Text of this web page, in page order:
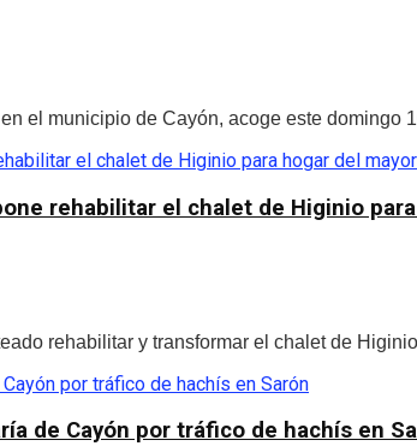
el municipio de Cayón, acoge este
rehabilitar el chalet de Higinio
rehabilitar y transformar el chalet de
de Cayón por tráfico de hachís en